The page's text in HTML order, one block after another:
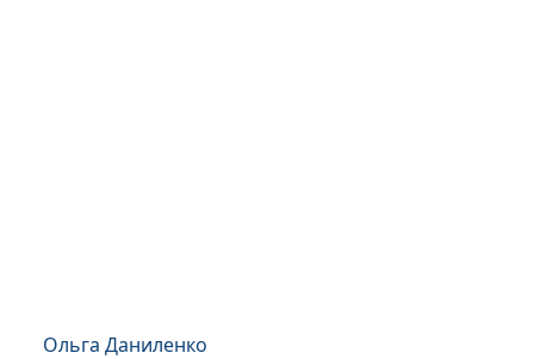
Ольга Даниленко